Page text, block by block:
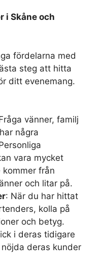
i Skåne och
fördelarna med
steg att hitta
ditt evenemang.
vänner, familj
några
vara mycket
från
och litar på.
: När du har hittat
kolla på
och betyg.
i deras tidigare
deras kunder